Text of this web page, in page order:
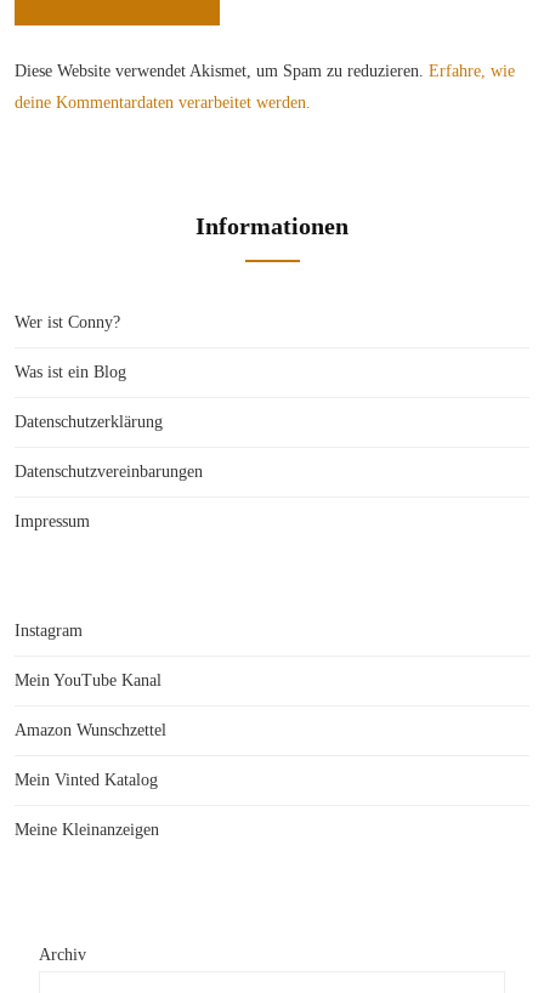
Diese Website verwendet Akismet, um Spam zu reduzieren. Erfahre, wie
deine Kommentardaten verarbeitet werden.
Informationen
Wer ist Conny?
Was ist ein Blog
Datenschutzerklärung
Datenschutzvereinbarungen
Impressum
Instagram
Mein YouTube Kanal
Amazon Wunschzettel
Mein Vinted Katalog
Meine Kleinanzeigen
Archiv